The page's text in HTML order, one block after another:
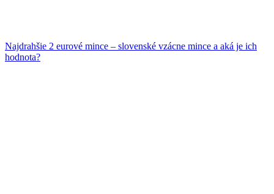
Najdrahšie 2 eurové mince – slovenské vzácne mince a aká je ich
hodnota?